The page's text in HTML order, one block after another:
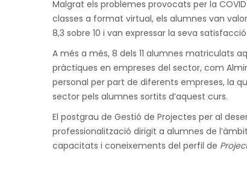
Malgrat els problemes provocats per la
classes a format virtual, els alumnes van
8,3 sobre 10 i van expressar la seva
A més a més, 8 dels 11 alumnes matriculats
pràctiques en empreses del sector, com
personal per part de diferents empreses, la
sector pels alumnes sortits d’aquest curs.
El postgrau de Gestió de Projectes per al
professionalització dirigit a alumnes de
capacitats i coneixements del perfil de